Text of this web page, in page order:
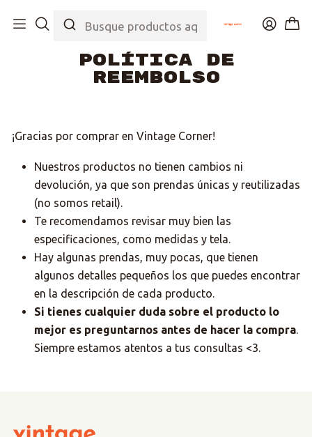
Política de
reembolso
¡Gracias por comprar en Vintage Corner!
Nuestros productos no tienen cambios ni
devolución, ya que son prendas únicas y reutilizadas
(no somos retail).
Te recomendamos revisar muy bien las
especificaciones, como medidas y tela.
Hay algunas prendas, muy pocas, que tienen
algunos detalles pequeños los que puedes encontrar
en la descripción de cada producto.
Si tienes cualquier duda sobre el producto lo
mejor es preguntarnos antes de hacer la compra.
Siempre estamos atentos a tus consultas <3.